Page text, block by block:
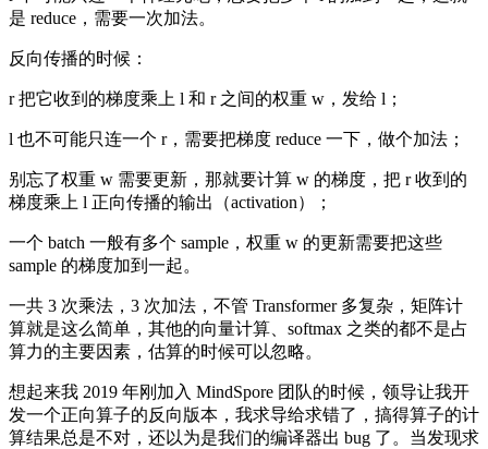
是 reduce，需要一次加法。
反向传播的时候：
把它收到的梯度乘上 l 和 r 之间的权重 w，发给 l；
也不可能只连一个 r，需要把梯度 reduce 一下，做个加法；
忘了权重 w 需要更新，那就要计算 w 的梯度，把 r 收到的
梯度乘上 l 正向传播的输出（activation）；
个 batch 一般有多个 sample，权重 w 的更新需要把这些
sample 的梯度加到一起。
一共 3 次乘法，3 次加法，不管 Transformer 多复杂，矩阵计
算就是这么简单，其他的向量计算、softmax 之类的都不是占
算力的主要因素，估算的时候可以忽略。
想起来我 2019 年刚加入 MindSpore 团队的时候，领导让我开
发一个正向算子的反向版本，我求导给求错了，搞得算子的计
算结果总是不对，还以为是我们的编译器出 bug 了。当发现求